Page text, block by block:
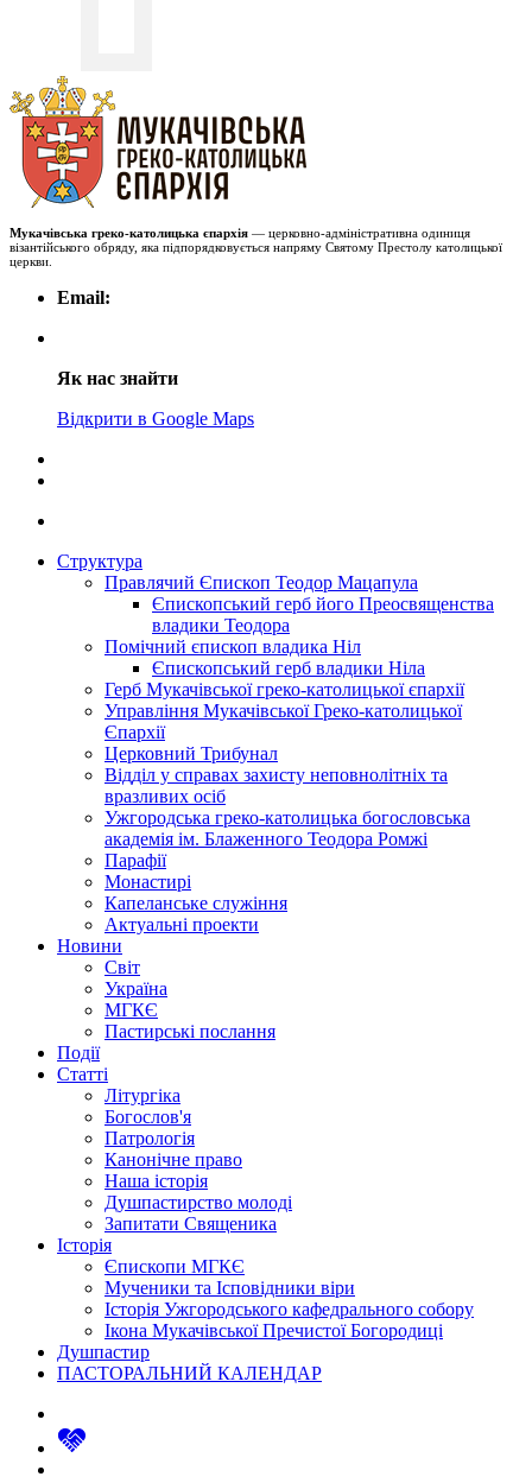
Мукачівська греко-католицька єпархія — церковно-адміністративна одиниця
візантійського обряду, яка підпорядковується напряму Святому Престолу католицької
церкви.
Email:
Як нас знайти
Відкрити в Google Maps
Структура
Правлячий Єпископ Теодор Мацапула
Єпископський герб його Преосвященства
владики Теодора
Помічний єпископ владика Ніл
Єпископський герб владики Ніла
Герб Мукачівської греко-католицької єпархії
Управління Мукачівської Греко-католицької
Єпархії
Церковний Трибунал
Відділ у справах захисту неповнолітніх та
вразливих осіб
Ужгородська греко-католицька богословська
академія ім. Блаженного Теодора Ромжі
Парафії
Монастирі
Капеланське служіння
Актуальні проекти
Новини
Світ
Україна
МГКЄ
Пастирські послання
Події
Статті
Літургіка
Богослов'я
Патрологія
Канонічне право
Наша історія
Душпастирство молоді
Запитати Священика
Історія
Єпископи МГКЄ
Мученики та Ісповідники віри
Історія Ужгородського кафедрального собору
Ікона Мукачівської Пречистої Богородиці
Душпастир
ПАСТОРАЛЬНИЙ КАЛЕНДАР